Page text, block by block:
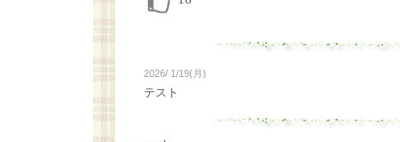
2026/ 1/19(月)
テスト